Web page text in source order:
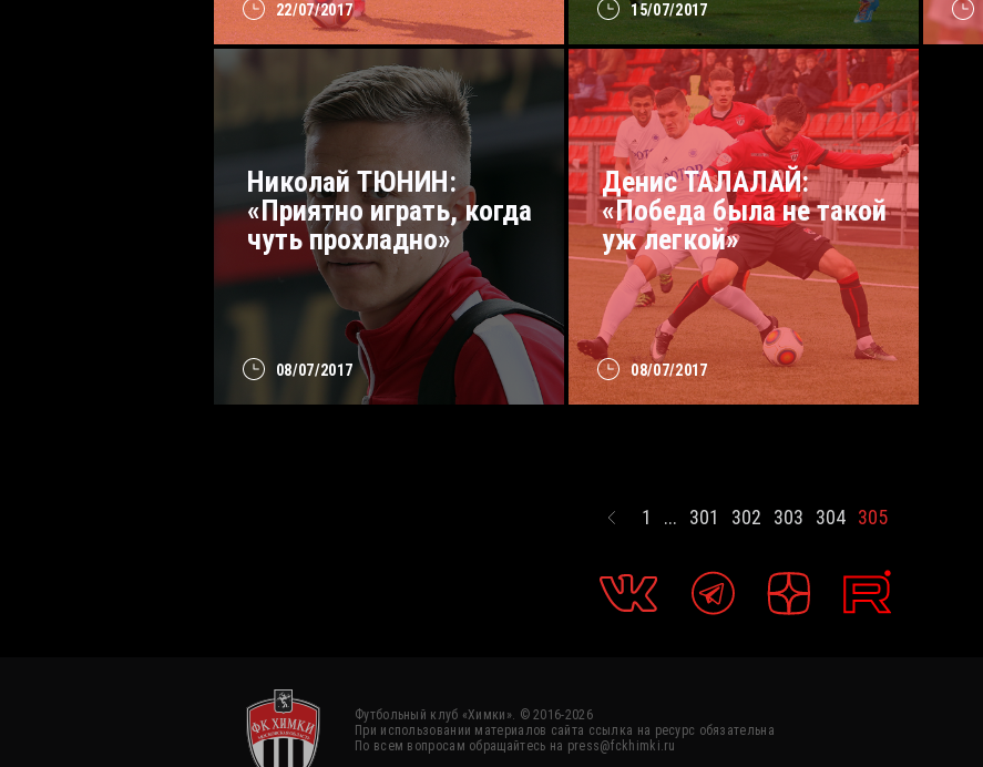
22/07/2017 15/07/2017
08/07/2017
Николай ТЮНИН:
«Приятно играть, когда
чуть прохладно»
08/07/2017
Денис ТАЛАЛАЙ:
«Победа была не такой
уж легкой»
1 ... 301 302 303 304 305
Футбольный клуб «Химки». © 2016-2026
При использовании материалов сайта ссылка на ресурс обязательна
По всем вопросам обращайтесь на press@fckhimki.ru